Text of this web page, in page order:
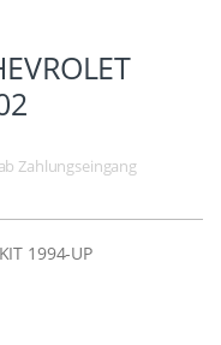
Zahlungseingang
1994-UP